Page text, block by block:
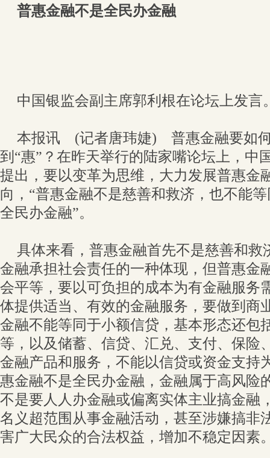
普惠金融不是全民办金融
中国银监会副主席郭利根在论坛上发言
本报讯 (记者唐玮婕) 普惠金融要如何
到“惠”？在昨天举行的陆家嘴论坛上，中
提出，要以变革为思维，大力发展普惠金
向，“普惠金融不是慈善和救济，也不能
全民办金融”。
具体来看，普惠金融首先不是慈善和救
金融承担社会责任的一种体现，但普惠金
会平等，要以可负担的成本为有金融服务
体提供适当、有效的金融服务，要做到商
金融不能等同于小额信贷，基本形态还包
等，以及储蓄、信贷、汇兑、支付、保险
金融产品和服务，不能以信贷或资金支持
惠金融不是全民办金融，金融属于高风险
不是要人人办金融或偏离实体主业搞金融
名义超范围从事金融活动，甚至涉嫌搞非
害广大民众的合法权益，增加不稳定因素